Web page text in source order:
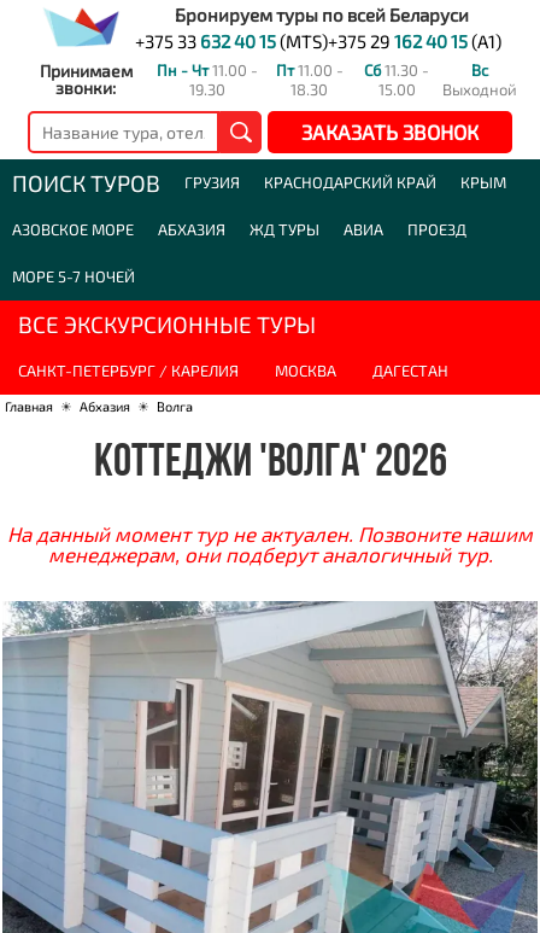
Бронируем туры по всей Беларуси
+375 33 632 40 15(MTS)+375 29 162 40 15(A1)
Принимаем
звонки:
Пн - Чт11.00 -
19.30
Пт11.00 -
18.30
Сб11.30 -
15.00
Вс
Выходной
ЗАКАЗАТЬ ЗВОНОК
ПОИСК ТУРОВ ГРУЗИЯ КРАСНОДАРСКИЙ КРАЙ КРЫМ
АЗОВСКОЕ МОРЕ АБХАЗИЯ ЖД ТУРЫ АВИА ПРОЕЗД
МОРЕ 5-7 НОЧЕЙ
ВСЕ ЭКСКУРСИОННЫЕ ТУРЫ
САНКТ-ПЕТЕРБУРГ / КАРЕЛИЯ МОСКВА ДАГЕСТАН
Главная ☀ Абхазия ☀ Волга
КОТТЕДЖИ 'ВОЛГА' 2026
На данный момент тур не актуален. Позвоните нашим
менеджерам, они подберут аналогичный тур.